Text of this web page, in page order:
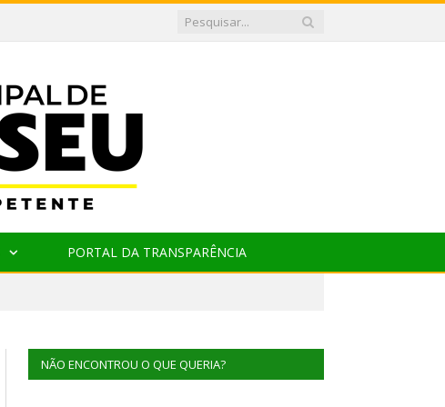
PORTAL DA TRANSPARÊNCIA
NÃO ENCONTROU O QUE QUERIA?